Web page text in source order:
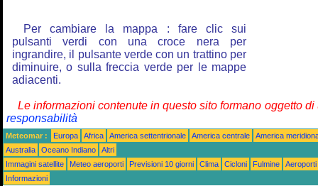
Per cambiare la mappa : fare clic sui
pulsanti verdi con una croce nera per
ingrandire, il pulsante verde con un trattino per
diminuire, o sulla freccia verde per le mappe
adiacenti.
Le informazioni contenute in questo sito formano oggetto
responsabilità
Meteomar : Europa Africa America settentrionale America centrale
America
Australia
Oceano Indiano
Altri
Immagini satellite
Meteo aeroporti Previsioni 10 giorni Clima Cicloni Fulmine
Aeroporti
Informazioni